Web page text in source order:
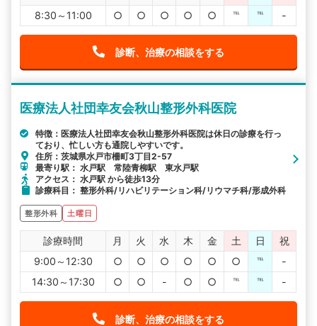
8:30～11:00
○ ○ ○ ○ ○ ℡ ℡ -
診断、治療の相談をする
医療法人社団幸友会秋山整形外科医院
特徴：医療法人社団幸友会秋山整形外科医院は休日の診療を行っ
ており、忙しい方も通院しやすいです。
住所：茨城県水戸市柵町3丁目2-57
最寄り駅： 水戸駅 常陸青柳駅 東水戸駅
アクセス： 水戸駅 から徒歩13分
診療科目： 整形外科/リハビリテーション科/リウマチ科/形成外科
整形外科 土曜日
診療時間 月 火 水 木 金 土 日
祝
9:00～12:30
○ ○ ○ ○ ○ ○ ℡
-
14:30～17:30
○ ○ - ○ ○ ℡ ℡ -
診断、治療の相談をする